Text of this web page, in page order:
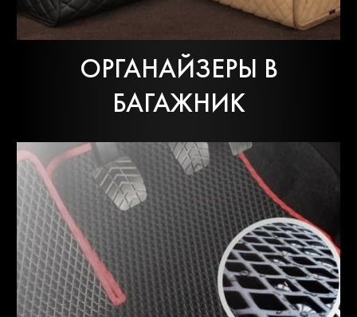
ОРГАНАЙЗЕРЫ В
БАГАЖНИК